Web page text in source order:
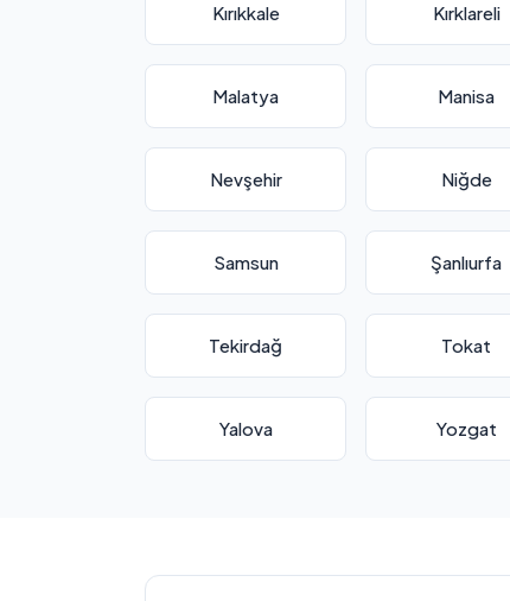
Kırıkkale Kırklareli
Malatya Manisa
Nevşehir Niğde
Samsun Şanlıurfa
Tekirdağ Tokat
Yalova Yozgat